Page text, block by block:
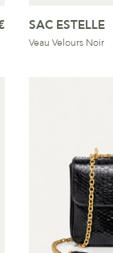
SAC ESTELLE
Veau Velours Noir